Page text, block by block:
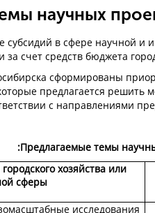
научных
субсидий в сфере научной и
за счет средств бюджета
сформированы
предлагается
с направлениями
Предлагаемые темы
хозяйства или
сферы
исследования